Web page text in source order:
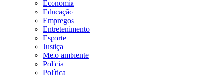
Economia
Educação
Empregos
Entretenimento
Esporte
Justiça
Meio ambiente
Polícia
Política